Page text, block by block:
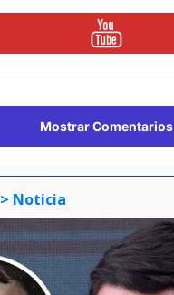
Mostrar Comentarios
> Noticia